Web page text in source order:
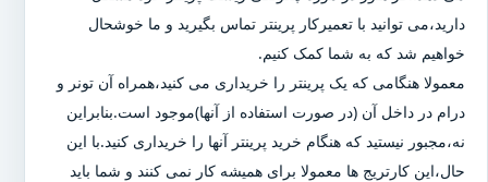
دارید،می توانید با تعمیرکار پرینتر تماس بگیرید و ما خوشحال
خواهیم شد که به شما کمک کنیم.
معمولا هنگامی که یک پرینتر را خریداری می کنید،همراه آن تونر و
درام در داخل آن (در صورت استفاده از آنها)موجود است.بنابراین
نه،مجبور نیستید که هنگام خرید پرینتر آنها را خریداری کنید.با این
حال،این کارتریج ها معمولا برای همیشه کار نمی کنند و شما باید